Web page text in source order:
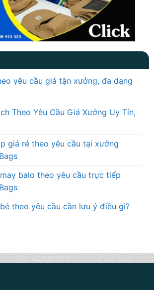
yêu cầu giá tận xưởng, đa dạng
Theo Yêu Cầu Giá Xưởng Uy Tín,
giá rẻ theo yêu cầu tại xưởng
balo theo yêu cầu trực tiếp
theo yêu cầu cần lưu ý điều gì?